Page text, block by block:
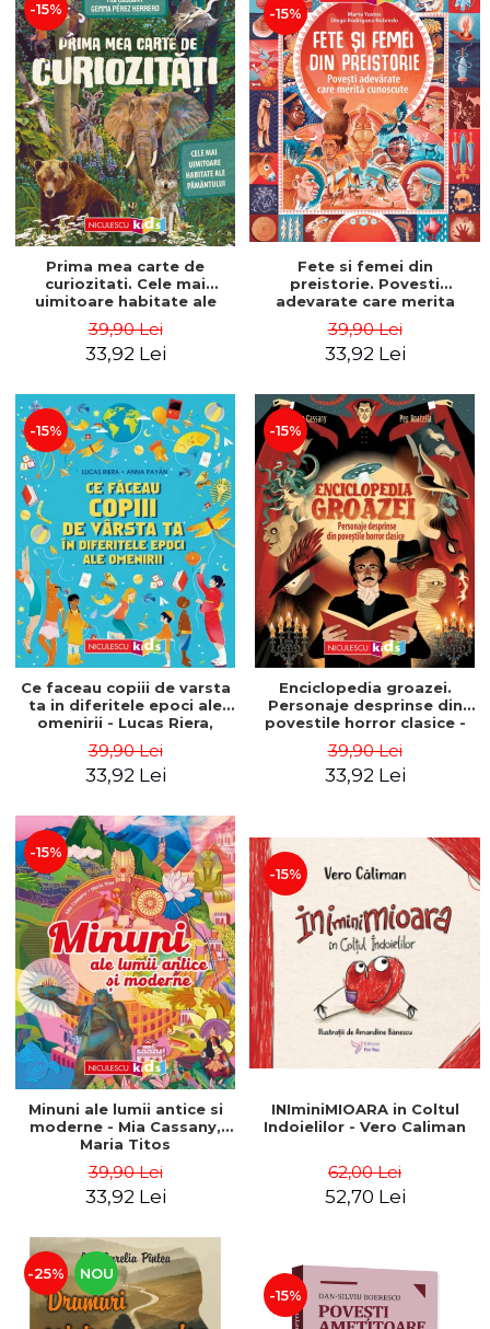
-15%
Prima mea carte de
curiozitati. Cele mai
uimitoare habitate ale
Gemma Perez Herrero
39,90 Lei
33,92 Lei
-15%
Fete si femei din
preistorie. Povesti
adevarate care merita
Diego Rodriguez Robredo
39,90 Lei
33,92 Lei
-15%
Ce faceau copiii de varsta
ta in diferitele epoci ale
omenirii - Lucas Riera,
39,90 Lei
33,92 Lei
-15%
Enciclopedia groazei.
Personaje desprinse din
povestile horror clasice -
39,90 Lei
33,92 Lei
-15%
Minuni ale lumii antice si
moderne - Mia Cassany,
Maria Titos
39,90 Lei
33,92 Lei
-15%
INIminiMIOARA in Coltul
Indoielilor - Vero Caliman
62,00 Lei
52,70 Lei
-25% NOU
-15%